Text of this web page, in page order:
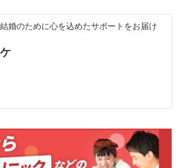
婚のために心を込めたサポートをお届け